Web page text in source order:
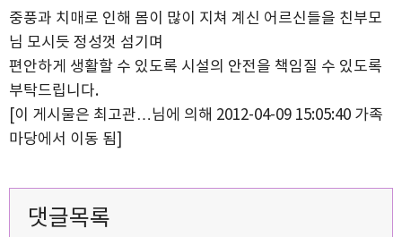
중풍과 치매로 인해 몸이 많이 지쳐 계신 어르신들을 친부모
님 모시듯 정성껏 섬기며
편안하게 생활할 수 있도록 시설의 안전을 책임질 수 있도록
부탁드립니다.
[이 게시물은 최고관…님에 의해 2012-04-09 15:05:40 가족
마당에서 이동 됨]
댓글목록